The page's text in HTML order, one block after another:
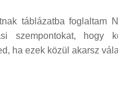
táblázatba foglaltam
szempontokat, hogy
ha ezek közül akarsz